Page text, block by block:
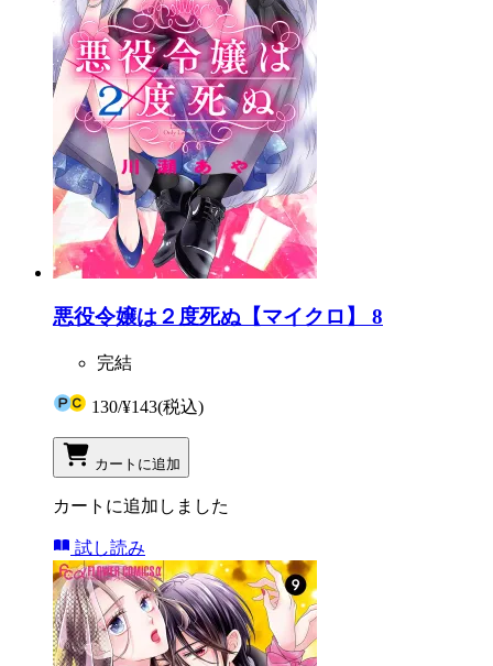
悪役令嬢は２度死ぬ【マイクロ】 8
完結
130/¥143(税込)
カートに追加
カートに追加しました
試し読み